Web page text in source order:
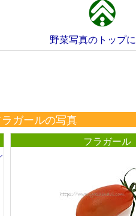
野菜写真のトップ
ガールの写真
フラガール